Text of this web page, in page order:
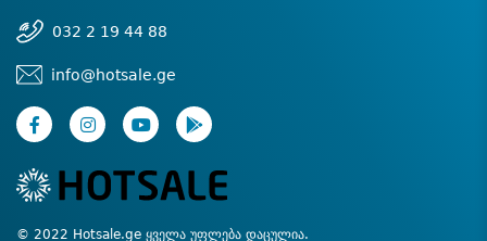
032 2 19 44 88
info@hotsale.ge
© 2022 Hotsale.ge ყველა უფლება დაცულია.